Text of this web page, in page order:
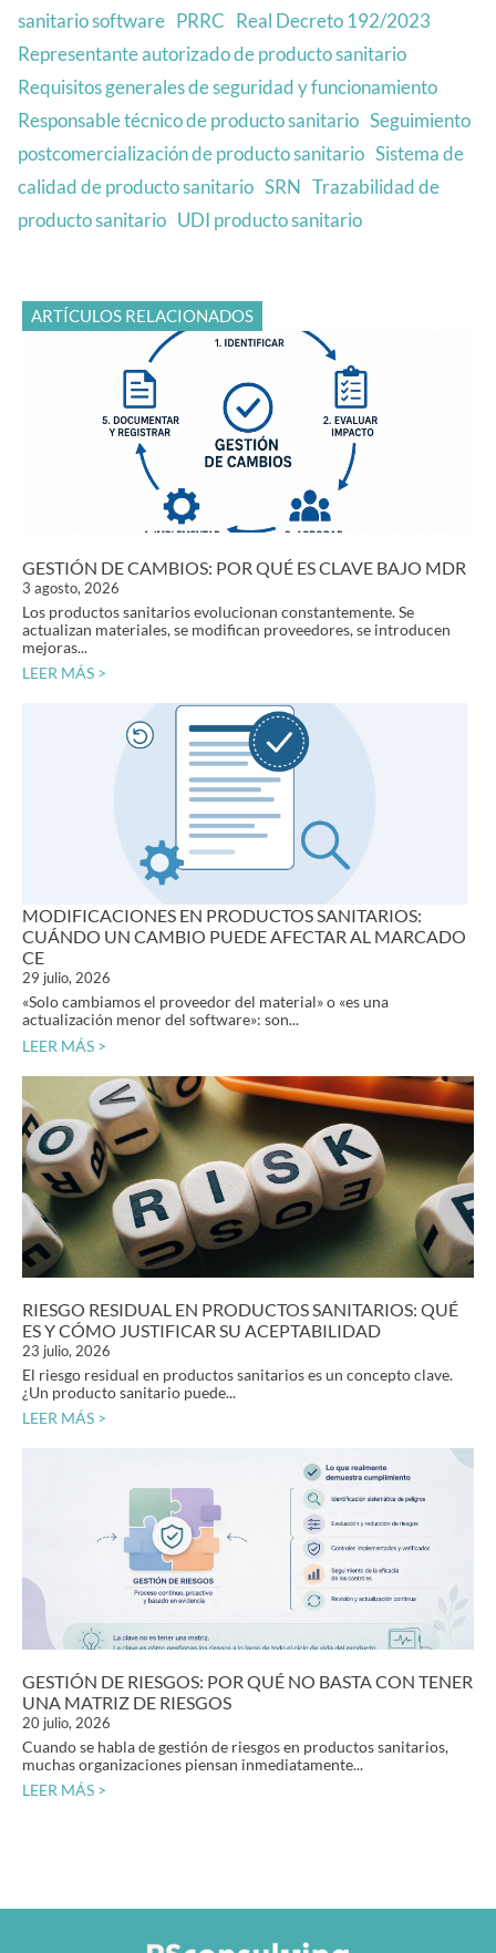
sanitario software PRRC Real Decreto 192/2023
Representante autorizado de producto sanitario
Requisitos generales de seguridad y funcionamiento
Responsable técnico de producto sanitario Seguimiento
postcomercialización de producto sanitario Sistema de
calidad de producto sanitario SRN Trazabilidad de
producto sanitario UDI producto sanitario
ARTÍCULOS RELACIONADOS
GESTIÓN DE CAMBIOS: POR QUÉ ES CLAVE BAJO MDR
3 agosto, 2026
Los productos sanitarios evolucionan constantemente. Se
actualizan materiales, se modifican proveedores, se introducen
mejoras...
LEER MÁS >
MODIFICACIONES EN PRODUCTOS SANITARIOS:
CUÁNDO UN CAMBIO PUEDE AFECTAR AL MARCADO
CE
29 julio, 2026
«Solo cambiamos el proveedor del material» o «es una
actualización menor del software»: son...
LEER MÁS >
RIESGO RESIDUAL EN PRODUCTOS SANITARIOS: QUÉ
ES Y CÓMO JUSTIFICAR SU ACEPTABILIDAD
23 julio, 2026
El riesgo residual en productos sanitarios es un concepto clave.
¿Un producto sanitario puede...
LEER MÁS >
GESTIÓN DE RIESGOS: POR QUÉ NO BASTA CON TENER
UNA MATRIZ DE RIESGOS
20 julio, 2026
Cuando se habla de gestión de riesgos en productos sanitarios,
muchas organizaciones piensan inmediatamente...
LEER MÁS >